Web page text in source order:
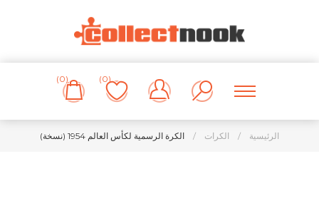
(0)
(0)
الرئيسية / الكرات / الكرة الرسمية لكأس العالم 1954 (نسخة)